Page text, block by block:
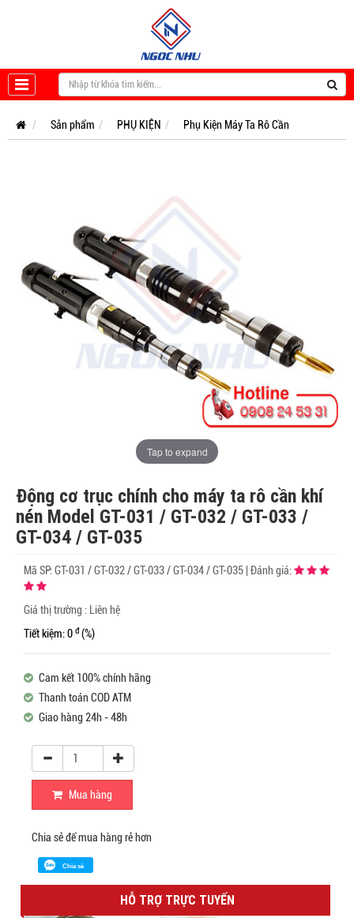
Sản phẩm PHỤ KIỆN Phụ Kiện Máy Ta Rô Cần
Tap to expand
Động cơ trục chính cho máy ta rô cần khí
nén Model GT-031 / GT-032 / GT-033 /
GT-034 / GT-035
Mã SP:GT-031 / GT-032 / GT-033 / GT-034 / GT-035 Đánh giá:
Giá thị trường : Liên hệ
Tiết kiệm: 0 đ (%)
Cam kết 100% chính hãng
Thanh toán COD ATM
Giao hàng 24h - 48h
Mua hàng
Chia sẻ để mua hàng rẻ hơn
Chia sẻ
HỖ TRỢ TRỰC TUYẾN